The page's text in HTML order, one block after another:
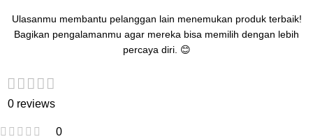
Ulasanmu membantu pelanggan lain menemukan produk terbaik!
Bagikan pengalamanmu agar mereka bisa memilih dengan lebih
percaya diri. 😊
0 reviews
0